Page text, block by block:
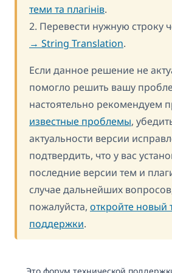
теми та плагінів.
2. Перевести нужную строку
→ String Translation.
Если данное решение не
помогло решить вашу
настоятельно рекомендуем
известные проблемы,
актуальности версии
подтвердить, что у вас
последние версии тем и
случае дальнейших
пожалуйста, откройте новый
поддержки.